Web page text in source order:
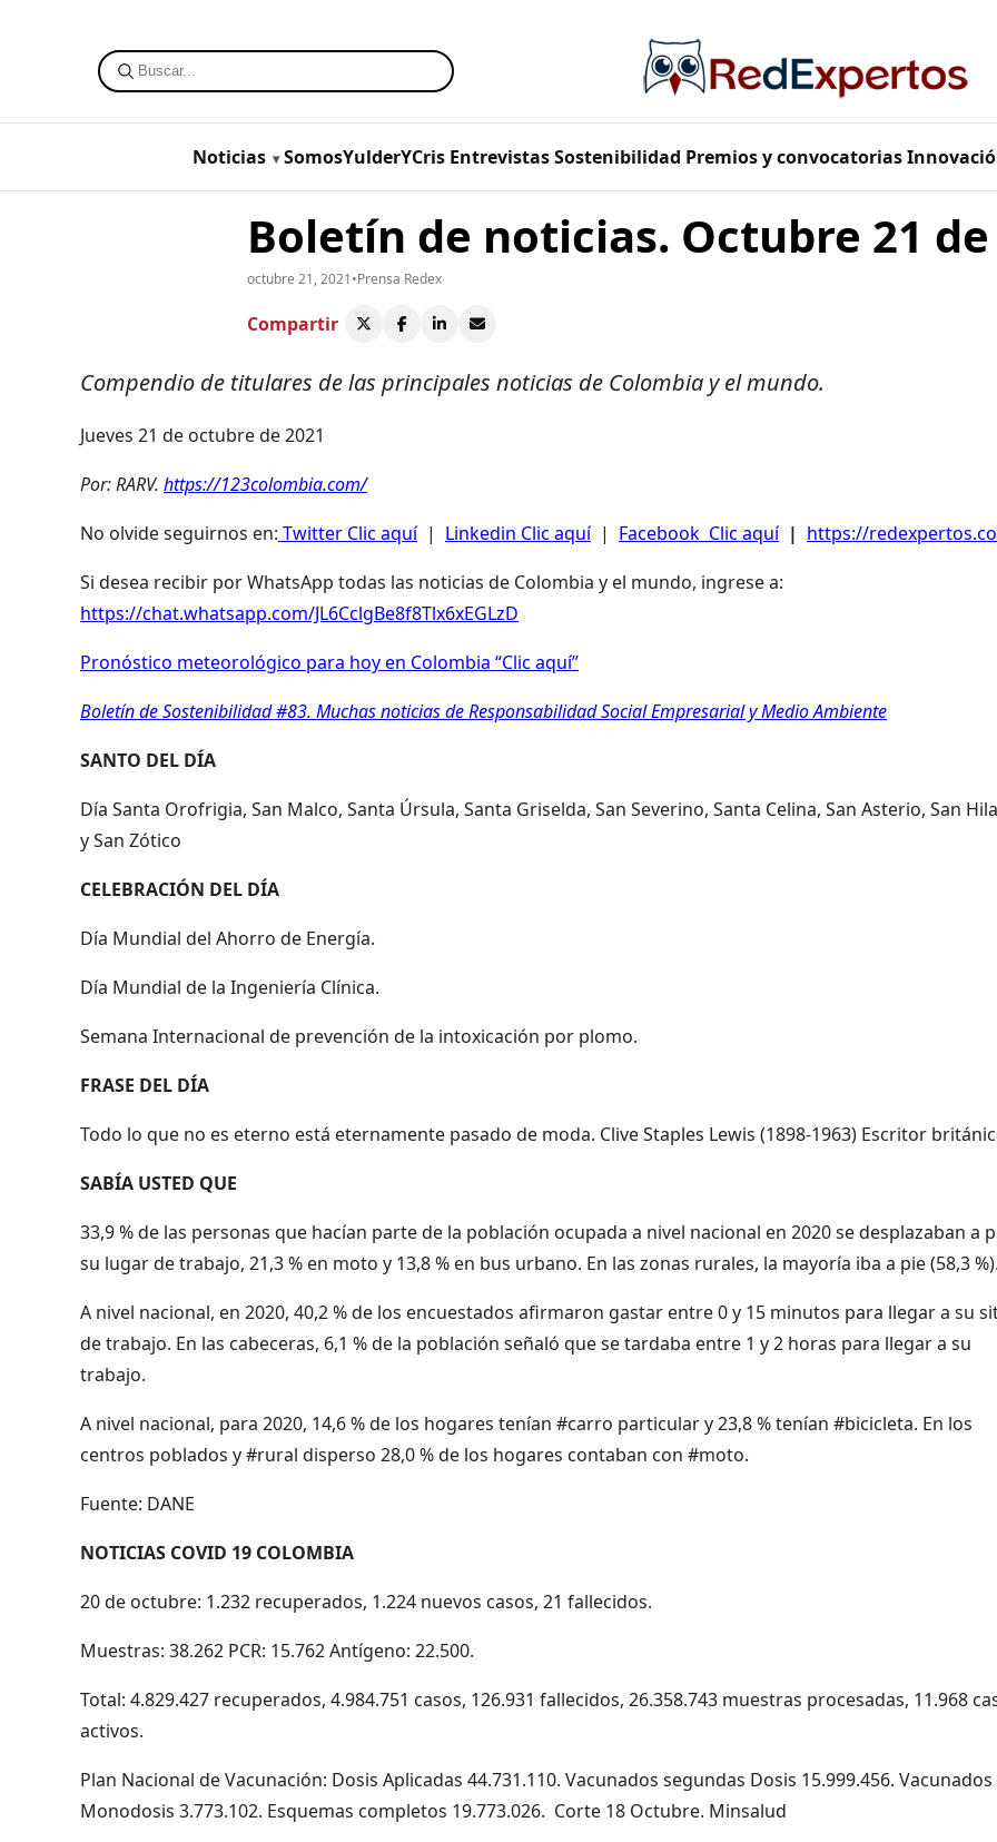
Noticias SomosYulderYCris Entrevistas Sostenibilidad Premios y convocatorias
Boletín de noticias. Octubre 21 de
octubre 21, 2021•Prensa Redex
Compartir
Compendio de titulares de las principales noticias de Colombia y el mundo.
Jueves 21 de octubre de 2021
Por: RARV. https://123colombia.com/
No olvide seguirnos en: Twitter Clic aquí| Linkedin Clic aquí| Facebook Clic aquí| https://
Si desea recibir por WhatsApp todas las noticias de Colombia y el mundo, ingrese a:
https://chat.whatsapp.com/JL6CclgBe8f8Tlx6xEGLzD
Pronóstico meteorológico para hoy en Colombia “Clic aquí”
Boletín de Sostenibilidad #83. Muchas noticias de Responsabilidad Social Empresarial y Medio Ambiente
SANTO DEL DÍA
Día Santa Orofrigia, San Malco, Santa Úrsula, Santa Griselda, San Severino, Santa Celina, San Asterio, San
y San Zótico
CELEBRACIÓN DEL DÍA
Día Mundial del Ahorro de Energía.
Día Mundial de la Ingeniería Clínica.
Semana Internacional de prevención de la intoxicación por plomo.
FRASE DEL DÍA
Todo lo que no es eterno está eternamente pasado de moda. Clive Staples Lewis (1898-1963) Escritor
SABÍA USTED QUE
33,9 % de las personas que hacían parte de la población ocupada a nivel nacional en 2020 se desplazaban a
su lugar de trabajo, 21,3 % en moto y 13,8 % en bus urbano. En las zonas rurales, la mayoría iba a pie (58,3 %).
A nivel nacional, en 2020, 40,2 % de los encuestados afirmaron gastar entre 0 y 15 minutos para llegar a su
de trabajo. En las cabeceras, 6,1 % de la población señaló que se tardaba entre 1 y 2 horas para llegar a su
trabajo.
A nivel nacional, para 2020, 14,6 % de los hogares tenían #carro particular y 23,8 % tenían #bicicleta. En los
centros poblados y #rural disperso 28,0 % de los hogares contaban con #moto.
Fuente: DANE
NOTICIAS COVID 19 COLOMBIA
20 de octubre: 1.232 recuperados, 1.224 nuevos casos, 21 fallecidos.
Muestras: 38.262 PCR: 15.762 Antígeno: 22.500.
Total: 4.829.427 recuperados, 4.984.751 casos, 126.931 fallecidos, 26.358.743 muestras procesadas, 11.968
activos.
Plan Nacional de Vacunación: Dosis Aplicadas 44.731.110. Vacunados segundas Dosis 15.999.456. Vacunados
Monodosis 3.773.102. Esquemas completos 19.773.026. Corte 18 Octubre. Minsalud